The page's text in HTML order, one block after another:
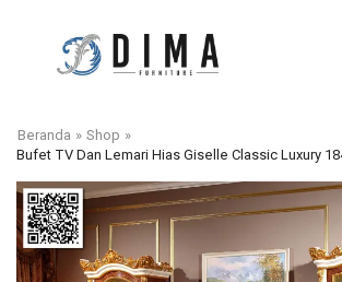
Beranda » Shop »
Bufet TV Dan Lemari Hias Giselle Classic Luxury